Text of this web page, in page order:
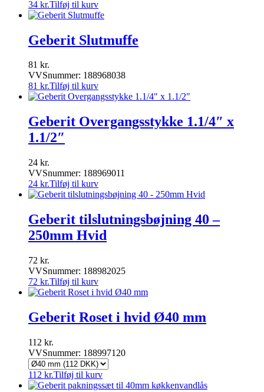
34 kr.Tilføj til kurv
Geberit Slutmuffe
81 kr.
VVSnummer: 188968038
81 kr.Tilføj til kurv
Geberit Overgangsstykke 1.1/4″ x
1.1/2″
24 kr.
VVSnummer: 188969011
24 kr.Tilføj til kurv
Geberit tilslutningsbøjning 40 –
250mm Hvid
72 kr.
VVSnummer: 188982025
72 kr.Tilføj til kurv
Geberit Roset i hvid Ø40 mm
112 kr.
VVSnummer: 188997120
112 kr.Tilføj til kurv